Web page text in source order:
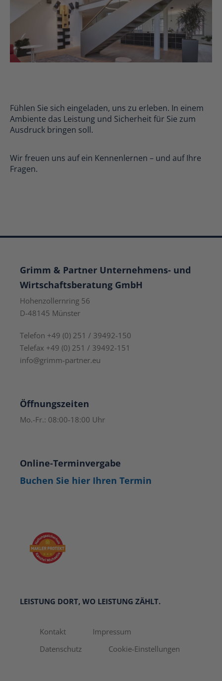
Fühlen Sie sich eingeladen, uns zu erleben. In einem
Ambiente das Leistung und Sicherheit für Sie zum
Ausdruck bringen soll.
Wir freuen uns auf ein Kennenlernen – und auf Ihre
Fragen.
Grimm & Partner Unternehmens- und
Wirtschaftsberatung GmbH
Hohenzollernring 56
D-48145 Münster
Telefon +49 (0) 251 / 39492-150
Telefax +49 (0) 251 / 39492-151
info@grimm-partner.eu
Öffnungszeiten
Mo.-Fr.: 08:00-18:00 Uhr
Online-Terminvergabe
Buchen Sie hier Ihren Termin
LEISTUNG DORT, WO LEISTUNG ZÄHLT.
Kontakt
Impressum
Datenschutz
Cookie-Einstellungen